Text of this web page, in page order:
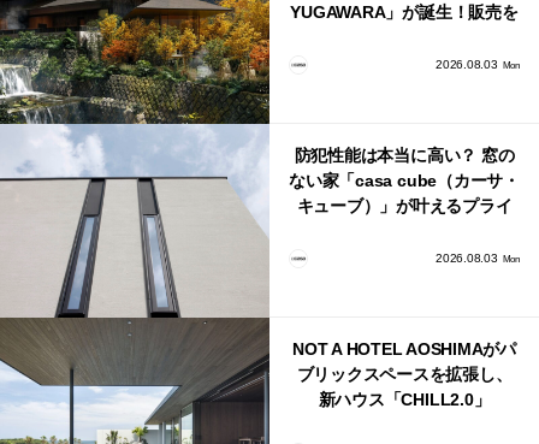
YUGAWARA」が誕生！販売を
2026.08.03 Mon
防犯性能は本当に高い？ 窓の
ない家「casa cube（カーサ・
キューブ）」が叶えるプライ
2026.08.03 Mon
NOT A HOTEL AOSHIMAがパ
ブリックスペースを拡張し、
新ハウス「CHILL2.0」